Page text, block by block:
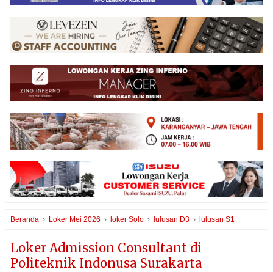
Beranda › Loker Mei 2026 › loker Solo › lulusan D3 › lulusan S1
Loker Admission Consultant di
Politeknik Indonusa Surakarta